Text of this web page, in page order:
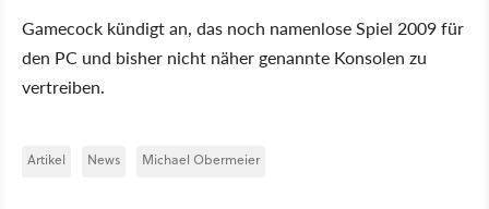
Gamecock kündigt an, das noch namenlose Spiel 2009 für
den PC und bisher nicht näher genannte Konsolen zu
vertreiben.
Artikel News Michael Obermeier